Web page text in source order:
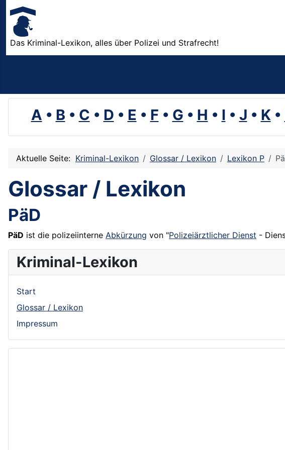
Das Kriminal-Lexikon, alles über Polizei und Strafrecht!
A • B • C • D • E • F • G • H • I • J • K•
Aktuelle Seite: Kriminal-Lexikon Glossar / Lexikon Lexikon P
Glossar / Lexikon
PäD
PäD ist die polizeiinterne Abkürzung von "Polizeiärztlicher Dienst -
Kriminal-Lexikon
Start
Glossar / Lexikon
Impressum